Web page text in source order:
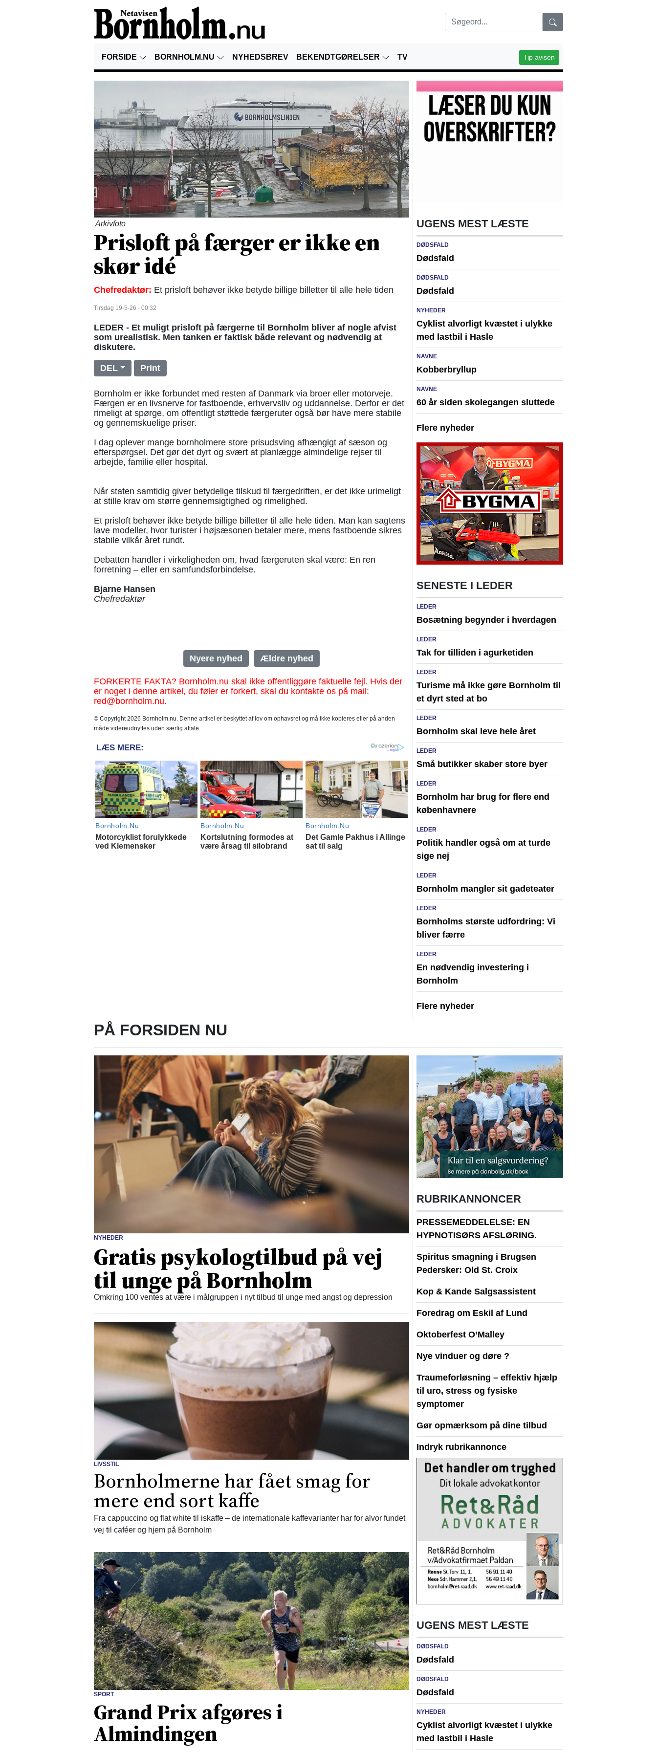
FORSIDE BORNHOLM.NU NYHEDSBREV BEKENDTGØRELSER TV Tip avisen
Arkivfoto
Prisloft på færger er ikke en
skør idé
Chefredaktør: Et prisloft behøver ikke betyde billige billetter til alle hele tiden
Tirsdag 19-5-26 - 00:32
LEDER - Et muligt prisloft på færgerne til Bornholm bliver af nogle afvist
som urealistisk. Men tanken er faktisk både relevant og nødvendig at
diskutere.
DEL Print
Bornholm er ikke forbundet med resten af Danmark via broer eller motorveje.
Færgen er en livsnerve for fastboende, erhvervsliv og uddannelse. Derfor er det
rimeligt at spørge, om offentligt støttede færgeruter også bør have mere stabile
og gennemskuelige priser.
I dag oplever mange bornholmere store prisudsving afhængigt af sæson og
efterspørgsel. Det gør det dyrt og svært at planlægge almindelige rejser til
arbejde, familie eller hospital.
Når staten samtidig giver betydelige tilskud til færgedriften, er det ikke urimeligt
at stille krav om større gennemsigtighed og rimelighed.
Et prisloft behøver ikke betyde billige billetter til alle hele tiden. Man kan sagtens
lave modeller, hvor turister i højsæsonen betaler mere, mens fastboende sikres
stabile vilkår året rundt.
Debatten handler i virkeligheden om, hvad færgeruten skal være: En ren
forretning – eller en samfundsforbindelse.
Bjarne Hansen
Chefredaktør
Nyere nyhed Ældre nyhed
FORKERTE FAKTA? Bornholm.nu skal ikke offentliggøre faktuelle fejl. Hvis der
er noget i denne artikel, du føler er forkert, skal du kontakte os på mail:
red@bornholm.nu.
© Copyright 2026 Bornholm.nu. Denne artikel er beskyttet af lov om ophavsret og må ikke kopieres eller på anden
måde videreudnyttes uden særlig aftale.
UGENS MEST LÆSTE
DØDSFALD
Dødsfald
DØDSFALD
Dødsfald
NYHEDER
Cyklist alvorligt kvæstet i ulykke
med lastbil i Hasle
NAVNE
Kobberbryllup
NAVNE
60 år siden skolegangen sluttede
Flere nyheder
SENESTE I LEDER
LEDER
Bosætning begynder i hverdagen
LEDER
Tak for tilliden i agurketiden
LEDER
Turisme må ikke gøre Bornholm til
et dyrt sted at bo
LEDER
Bornholm skal leve hele året
LEDER
Små butikker skaber store byer
LEDER
Bornholm har brug for flere end
københavnere
LEDER
Politik handler også om at turde
sige nej
LEDER
Bornholm mangler sit gadeteater
LEDER
Bornholms største udfordring: Vi
bliver færre
LEDER
En nødvendig investering i
Bornholm
Flere nyheder
PÅ FORSIDEN NU
NYHEDER
Gratis psykologtilbud på vej
til unge på Bornholm
Omkring 100 ventes at være i målgruppen i nyt tilbud til unge med angst og depression
LIVSSTIL
Bornholmerne har fået smag for
mere end sort kaffe
Fra cappuccino og flat white til iskaffe – de internationale kaffevarianter har for alvor fundet
vej til caféer og hjem på Bornholm
SPORT
Grand Prix afgøres i
Almindingen
RUBRIKANNONCER
PRESSEMEDDELELSE: EN
HYPNOTISØRS AFSLØRING.
Spiritus smagning i Brugsen
Pedersker: Old St. Croix
Kop & Kande Salgsassistent
Foredrag om Eskil af Lund
Oktoberfest O’Malley
Nye vinduer og døre ?
Traumeforløsning – effektiv hjælp
til uro, stress og fysiske
symptomer
Gør opmærksom på dine tilbud
Indryk rubrikannonce
UGENS MEST LÆSTE
DØDSFALD
Dødsfald
DØDSFALD
Dødsfald
NYHEDER
Cyklist alvorligt kvæstet i ulykke
med lastbil i Hasle